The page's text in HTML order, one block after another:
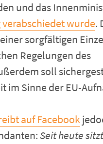
und das
verabschiedet wurde.
sorgfältigen
Regelungen des
soll
im Sinne der EU-
auf Facebook
Seit heute